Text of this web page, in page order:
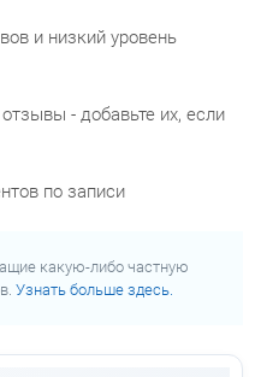
и низкий уровень
- добавьте их, если
по записи
какую-либо частную
Узнать больше здесь.